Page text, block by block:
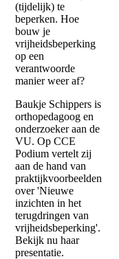
(tijdelijk) te
beperken. Hoe
bouw je
vrijheidsbeperking
op een
verantwoorde
manier weer af?
Baukje Schippers is
orthopedagoog en
onderzoeker aan de
VU. Op CCE
Podium vertelt zij
aan de hand van
praktijkvoorbeelden
over 'Nieuwe
inzichten in het
terugdringen van
vrijheidsbeperking'.
Bekijk nu haar
presentatie.